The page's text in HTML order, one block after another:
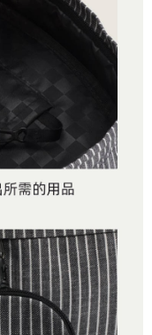
之用戶狀況，依本公司即
形，本公司將視審查結果
若發現惡意使用之情形，
度並採取法律行動。